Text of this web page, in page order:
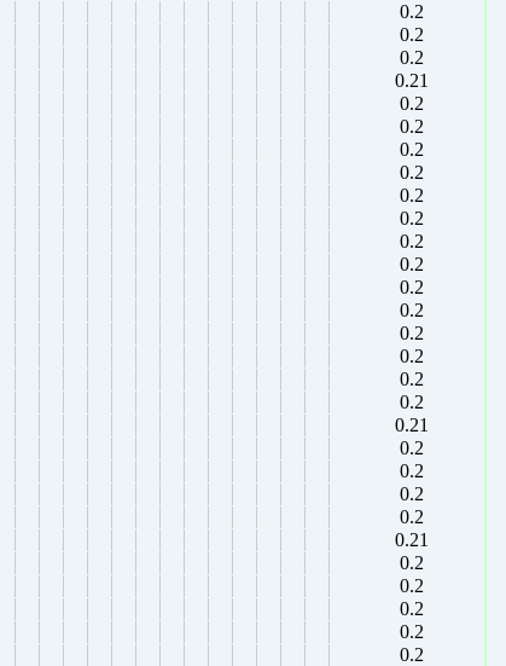
0.2
0.2
0.2
0.21
0.2
0.2
0.2
0.2
0.2
0.2
0.2
0.2
0.2
0.2
0.2
0.2
0.2
0.2
0.21
0.2
0.2
0.2
0.2
0.21
0.2
0.2
0.2
0.2
0.2